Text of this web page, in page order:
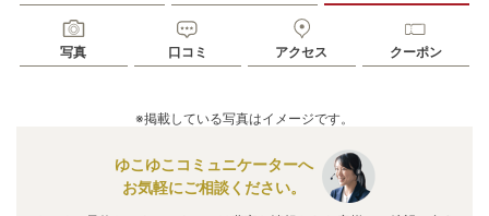
写真 口コミ アクセス クーポン
※掲載している写真はイメージです。
ゆこゆこコミュニケーターへ
お気軽にご相談ください。